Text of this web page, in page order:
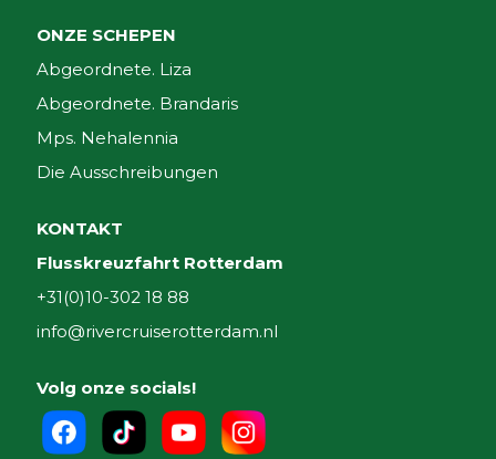
ONZE SCHEPEN
Abgeordnete. Liza
Abgeordnete. Brandaris
Mps. Nehalennia
Die Ausschreibungen
KONTAKT
Flusskreuzfahrt Rotterdam
+31(0)10-302 18 88
info@rivercruiserotterdam.nl
Volg onze socials!